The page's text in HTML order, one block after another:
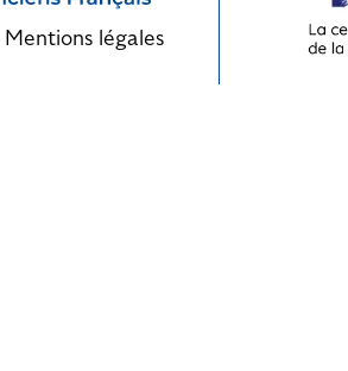
Mentions légales